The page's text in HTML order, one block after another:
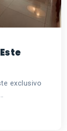
exclusivo